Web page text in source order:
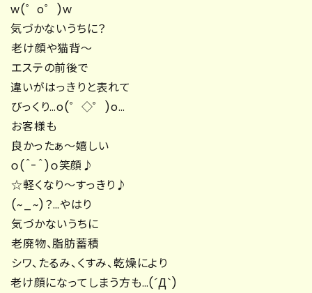
w(゜o゜)w
気づかないうちに？
老け顔や猫背～
エステの前後で
違いがはっきりと表れて
びっくり…o(゜◇゜)o…
お客様も
良かったぁ～嬉しい
ｏ(＾-＾)ｏ笑顔♪
☆軽くなり～すっきり♪
(~_~)？…やはり
気づかないうちに
老廃物、脂肪蓄積
シワ、たるみ、くすみ、乾燥により
老け顔になってしまう方も…(´Д`)